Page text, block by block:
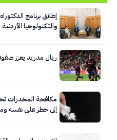
إطلاق برنامج
والتكنولوجيا الأردنية
ريال مدريد يعزز
مكافحة المخدرات
إلى خطر على نفسه